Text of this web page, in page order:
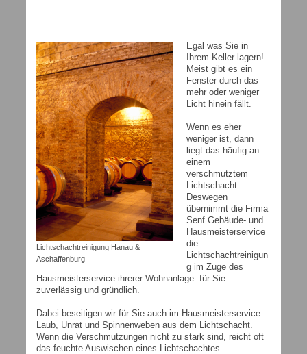
Lichtschachtreinigung Hanau &
Aschaffenburg
Egal was Sie in
Ihrem Keller lagern!
Meist gibt es ein
Fenster durch das
mehr oder weniger
Licht hinein fällt.
Wenn es eher
weniger ist, dann
liegt das häufig an
einem
verschmutztem
Lichtschacht.
Deswegen
übernimmt die Firma
Senf Gebäude- und
Hausmeisterservice
die
Lichtschachtreinigun
g im Zuge des
Hausmeisterservice ihrerer Wohnanlage für Sie
zuverlässig und gründlich.
Dabei beseitigen wir für Sie auch im Hausmeisterservice
Laub, Unrat und Spinnenweben aus dem Lichtschacht.
Wenn die Verschmutzungen nicht zu stark sind, reicht oft
das feuchte Auswischen eines Lichtschachtes.